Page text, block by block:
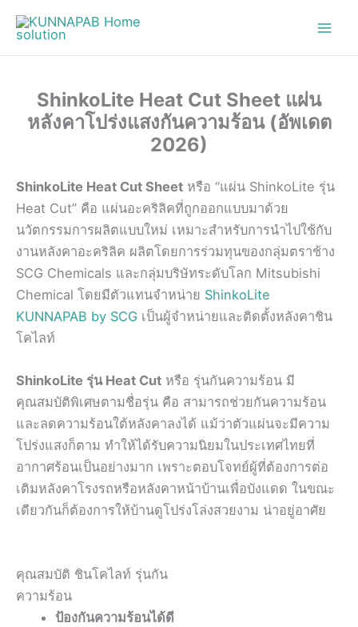
content
ShinkoLite Heat Cut Sheet แผ่น
หลังคาโปร่งแสงกันความร้อน (อัพเดต
2026)
ShinkoLite Heat Cut Sheet หรือ “แผ่น ShinkoLite รุ่น
Heat Cut” คือ แผ่นอะคริลิคที่ถูกออกแบบมาด้วย
นวัตกรรมการผลิตแบบใหม่ เหมาะสำหรับการนำไปใช้กับ
งานหลังคาอะคริลิค ผลิตโดยการร่วมทุนของกลุ่มตราช้าง
SCG Chemicals และกลุ่มบริษัทระดับโลก Mitsubishi
Chemical โดยมีตัวแทนจำหน่าย ShinkoLite
KUNNAPAB by SCG เป็นผู้จำหน่ายและติดตั้งหลังคาชิน
โคไลท์
ShinkoLite รุ่น Heat Cut หรือ รุ่นกันความร้อน มี
คุณสมบัติพิเศษตามชื่อรุ่น คือ สามารถช่วยกันความร้อน
และลดความร้อนใต้หลังคาลงได้ แม้ว่าตัวแผ่นจะมีความ
โปร่งแสงก็ตาม ทำให้ได้รับความนิยมในประเทศไทยที่
อากาศร้อนเป็นอย่างมาก เพราะตอบโจทย์ผู้ที่ต้องการต่อ
เติมหลังคาโรงรถหรือหลังคาหน้าบ้านเพื่อบังแดด ในขณะ
เดียวกันก็ต้องการให้บ้านดูโปร่งโล่งสวยงาม น่าอยู่อาศัย
คุณสมบัติ ชินโคไลท์ รุ่นกัน
ความร้อน
ป้องกันความร้อนได้ดี